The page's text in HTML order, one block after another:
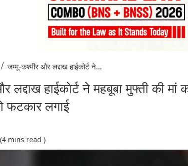
/ जम्मू-कश्मीर और लद्दाख हाईकोर्ट ने...
लद्दाख हाईकोर्ट ने महबूबा मुफ्ती की मां
फटकार लगाई
(4 mins read )